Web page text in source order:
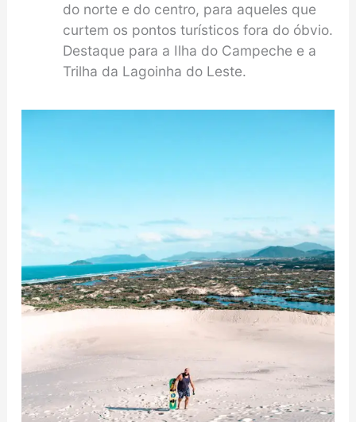
do norte e do centro, para aqueles que
curtem os pontos turísticos fora do óbvio.
Destaque para a Ilha do Campeche e a
Trilha da Lagoinha do Leste.